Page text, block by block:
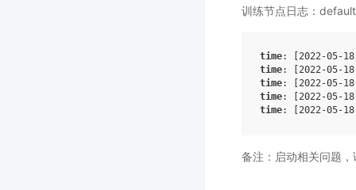
训练节点日志：
time: [2022-05-18
time: [2022-05-18
time: [2022-05-18
time: [2022-05-18
time: [2022-05-18
备注：启动相关问题